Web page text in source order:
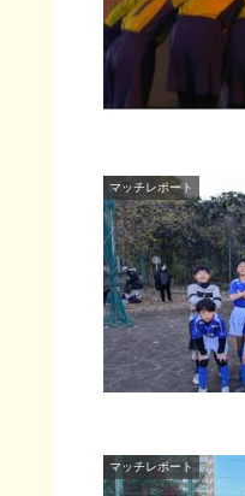
マッチレポート
マッチレポート